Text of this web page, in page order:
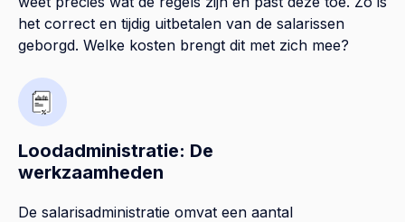
het correct en tijdig uitbetalen van de salarissen
geborgd. Welke kosten brengt dit met zich mee?
Loodadministratie: De
werkzaamheden
De salarisadministratie omvat een aantal